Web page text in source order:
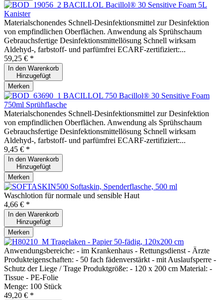
Bacillol® 30 Sensitive Foam 5L
Kanister
Materialschonendes Schnell-Desinfektionsmittel zur Desinfektion
von empfindlichen Oberflächen. Anwendung als Sprühschaum
Gebrauchsfertige Desinfektionsmittellösung Schnell wirksam
Aldehyd-, farbstoff- und parfümfrei ECARF-zertifiziert:...
59,25 € *
In den Warenkorb
Hinzugefügt
Merken
Bacillol® 30 Sensitive Foam
750ml Sprühflasche
Materialschonendes Schnell-Desinfektionsmittel zur Desinfektion
von empfindlichen Oberflächen. Anwendung als Sprühschaum
Gebrauchsfertige Desinfektionsmittellösung Schnell wirksam
Aldehyd-, farbstoff- und parfümfrei ECARF-zertifiziert:...
9,45 € *
In den Warenkorb
Hinzugefügt
Merken
Softaskin, Spenderflasche, 500 ml
Waschlotion für normale und sensible Haut
4,66 € *
In den Warenkorb
Hinzugefügt
Merken
Tragelaken - Papier 50-fädig, 120x200 cm
Anwendungsbereiche: - im Krankenhaus - Rettungsdienst - Ärzte
Produkteigenschaften: - 50 fach fädenverstärkt - mit Auslaufsperre -
Schutz der Liege / Trage Produktgröße: - 120 x 200 cm Material: -
Tissue - PE-Folie
Menge: 100 Stück
49,20 € *